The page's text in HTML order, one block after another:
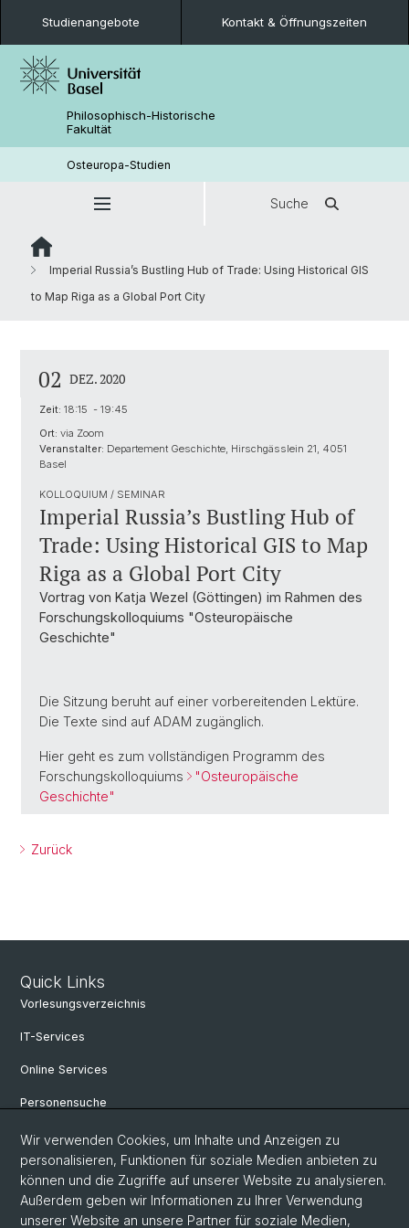
Studienangebote Kontakt & Öffnungszeiten
Philosophisch-Historische
Fakultät
Osteuropa-Studien
Suche
Imperial Russia’s Bustling Hub of Trade: Using Historical GIS
to Map Riga as a Global Port City
02 DEZ. 2020
Zeit: 18:15 - 19:45
Ort: via Zoom
Veranstalter: Departement Geschichte, Hirschgässlein 21, 4051
Basel
KOLLOQUIUM / SEMINAR
Imperial Russia’s Bustling Hub of
Trade: Using Historical GIS to Map
Riga as a Global Port City
Vortrag von Katja Wezel (Göttingen) im Rahmen des
Forschungskolloquiums "Osteuropäische
Geschichte"
Die Sitzung beruht auf einer vorbereitenden Lektüre.
Die Texte sind auf ADAM zugänglich.
Hier geht es zum vollständigen Programm des
Forschungskolloquiums
"Osteuropäische
Geschichte"
Zurück
Quick Links
Vorlesungsverzeichnis
IT-Services
Online Services
Personensuche
Personeninfo
Professur für Osteuropäische Geschichte
Fachbereich Slavistik
Wir verwenden Cookies, um Inhalte und Anzeigen zu
personalisieren, Funktionen für soziale Medien anbieten zu
können und die Zugriffe auf unserer Website zu analysieren.
Außerdem geben wir Informationen zu Ihrer Verwendung
unserer Website an unsere Partner für soziale Medien,